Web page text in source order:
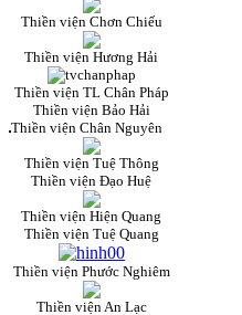
Thiền viện Chơn Chiếu
Thiền viện Hương Hải
Thiền viện TL Chân Pháp
Thiền viện Bảo Hải
Thiền viện Chân Nguyên
Thiền viện Tuệ Thông
Thiền viện Đạo Huệ
Thiền viện Hiện Quang
Thiền viện Tuệ Quang
Thiền viện Phước Nghiêm
Thiền viện An Lạc